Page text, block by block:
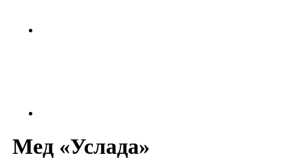
Мед «Услада»